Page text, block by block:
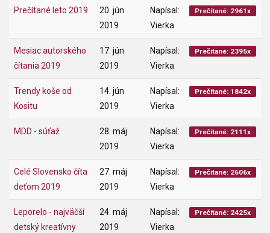
Prečítané leto 2019
20. jún
2019
Napísal:
Vierka
Prečítané: 2961x
Mesiac autorského
čítania 2019
17. jún
2019
Napísal:
Vierka
Prečítané: 2395x
Trendy koše od
Kositu
14. jún
2019
Napísal:
Vierka
Prečítané: 1842x
MDD - súťaž
28. máj
2019
Napísal:
Vierka
Prečítané: 2111x
Celé Slovensko číta
deťom 2019
27. máj
2019
Napísal:
Vierka
Prečítané: 2606x
Leporelo - najväčší
detský kreatívny
24. máj
2019
Napísal:
Vierka
Prečítané: 2425x